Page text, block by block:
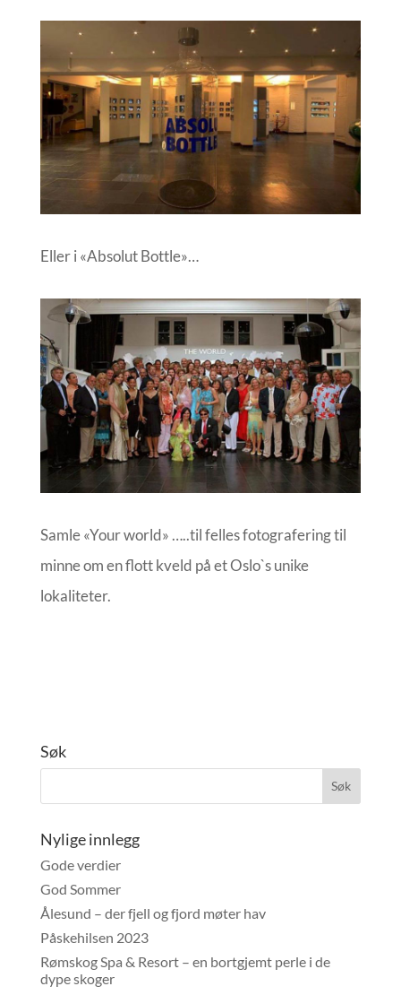
Eller i «Absolut Bottle»…
Samle «Your world» …..til felles fotografering til
minne om en flott kveld på et Oslo`s unike
lokaliteter.
Søk
Nylige innlegg
Gode verdier
God Sommer
Ålesund – der fjell og fjord møter hav
Påskehilsen 2023
Rømskog Spa & Resort – en bortgjemt perle i de
dype skoger